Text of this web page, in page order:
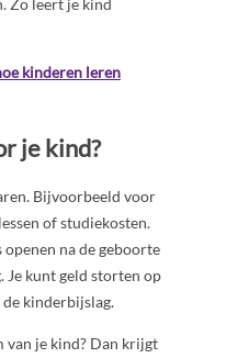
Zo leert je kind
kinderen leren
je kind?
Bijvoorbeeld voor
of studiekosten.
openen na de geboorte
Je kunt geld storten op
kinderbijslag.
van je kind? Dan krijgt